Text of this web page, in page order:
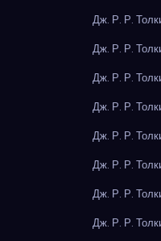
Дж. Р. Р.
Дж. Р. Р.
Дж. Р. Р.
Дж. Р. Р.
Дж. Р. Р.
Дж. Р. Р.
Дж. Р. Р.
Дж. Р. Р.